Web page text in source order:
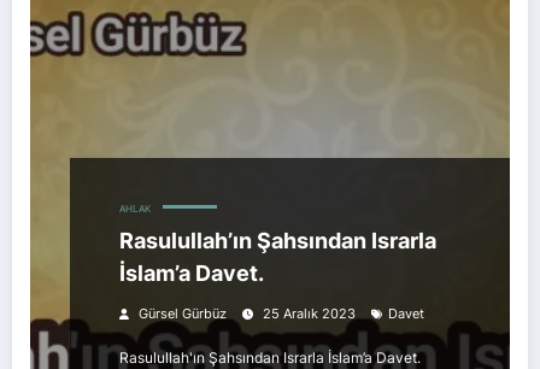
AHLAK
Rasulullah’ın Şahsından Israrla
İslam’a Davet.
Gürsel Gürbüz 25 Aralık 2023 Davet
Rasulullah'ın Şahsından Israrla İslam’a Davet.